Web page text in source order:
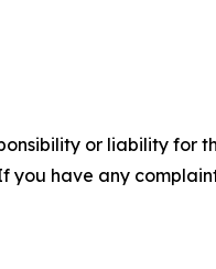
or liability for
you have any